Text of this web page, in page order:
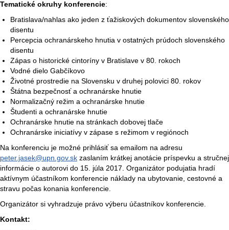
Tematické okruhy konferencie:
Bratislava/nahlas ako jeden z ťažiskových dokumentov slovenského
disentu
Percepcia ochranárskeho hnutia v ostatných prúdoch slovenského
disentu
Zápas o historické cintoríny v Bratislave v 80. rokoch
Vodné dielo Gabčíkovo
Životné prostredie na Slovensku v druhej polovici 80. rokov
Štátna bezpečnosť a ochranárske hnutie
Normalizačný režim a ochranárske hnutie
Študenti a ochranárske hnutie
Ochranárske hnutie na stránkach dobovej tlače
Ochranárske iniciatívy v zápase s režimom v regiónoch
Na konferenciu je možné prihlásiť sa emailom na adresu
peter.jasek@upn.gov.sk zaslaním krátkej anotácie príspevku a stručnej
informácie o autorovi do 15. júla 2017. Organizátor podujatia hradí
aktívnym účastníkom konferencie náklady na ubytovanie, cestovné a
stravu počas konania konferencie.
Organizátor si vyhradzuje právo výberu účastníkov konferencie.
Kontakt: